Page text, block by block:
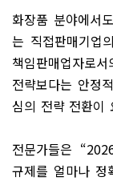
화장품 분야에서
는 직접판매기업
책임판매업자로
전략보다는 안정
심의 전략 전환이
전문가들은
규제를 얼마나 정